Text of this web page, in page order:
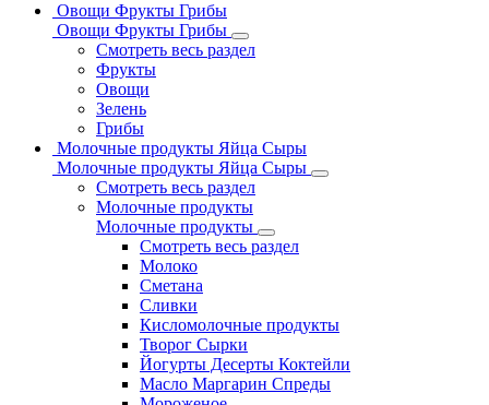
Овощи Фрукты Грибы
Овощи Фрукты Грибы
Смотреть весь раздел
Фрукты
Овощи
Зелень
Грибы
Молочные продукты Яйца Сыры
Молочные продукты Яйца Сыры
Смотреть весь раздел
Молочные продукты
Молочные продукты
Смотреть весь раздел
Молоко
Сметана
Сливки
Кисломолочные продукты
Творог Сырки
Йогурты Десерты Коктейли
Масло Маргарин Спреды